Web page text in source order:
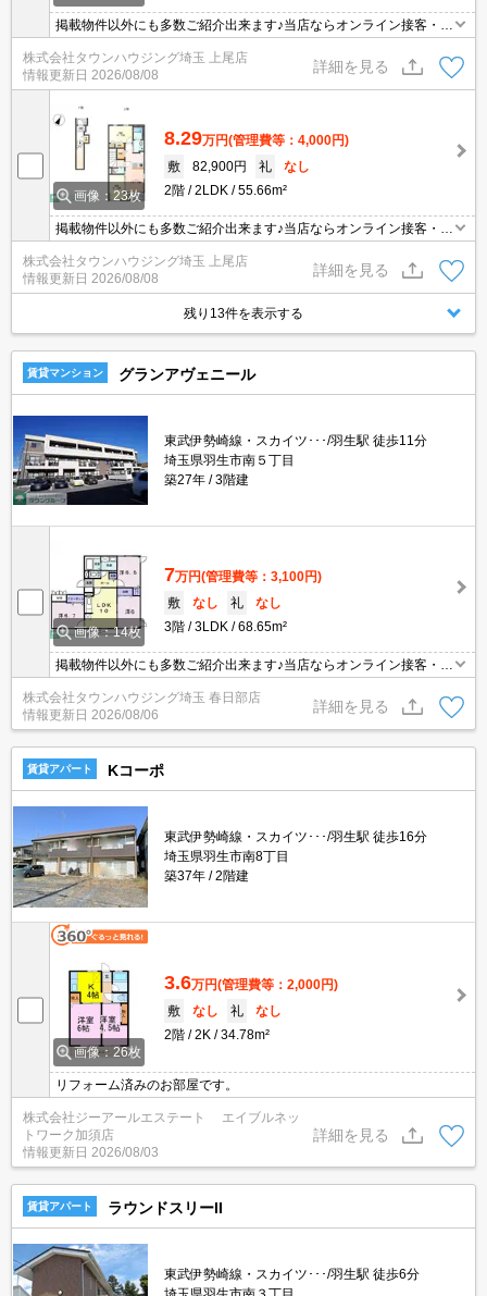
掲載物件以外にも多数ご紹介出来ます♪当店ならオンライン接客・内
見可能です！メールでのお問い合わせの際は、電話番号も記載頂き
ますとスムーズに御対応できます♪
株式会社タウンハウジング埼玉 上尾店
情報更新日 2026/08/08
詳細を見る
画像：23枚
8.29万円(管理費等：4,000円)
敷
82,900円 礼
なし
2階
2LDK 55.66m²
掲載物件以外にも多数ご紹介出来ます♪当店ならオンライン接客・内
見可能です！メールでのお問い合わせの際は、電話番号も記載頂き
ますとスムーズに御対応できます♪
株式会社タウンハウジング埼玉 上尾店
情報更新日 2026/08/08
詳細を見る
残り13件を表示する
賃貸マンション グランアヴェニール
東武伊勢崎線・スカイツ･･･/羽生駅 徒歩11分
埼玉県羽生市南５丁目
築27年
3階建
画像：14枚
7万円(管理費等：3,100円)
敷
なし 礼
なし
3階
3LDK 68.65m²
掲載物件以外にも多数ご紹介出来ます♪当店ならオンライン接客・内
見可能です！メールでのお問い合わせの際は、電話番号も記載頂き
ますとスムーズに御対応できます♪
株式会社タウンハウジング埼玉 春日部店
情報更新日 2026/08/06
詳細を見る
賃貸アパート Kコーポ
東武伊勢崎線・スカイツ･･･/羽生駅 徒歩16分
埼玉県羽生市南8丁目
築37年
2階建
画像：26枚
3.6万円(管理費等：2,000円)
敷
なし 礼
なし
2階
2K 34.78m²
リフォーム済みのお部屋です。
株式会社ジーアールエステート エイブルネッ
トワーク加須店
情報更新日 2026/08/03
詳細を見る
賃貸アパート ラウンドスリーII
東武伊勢崎線・スカイツ･･･/羽生駅 徒歩6分